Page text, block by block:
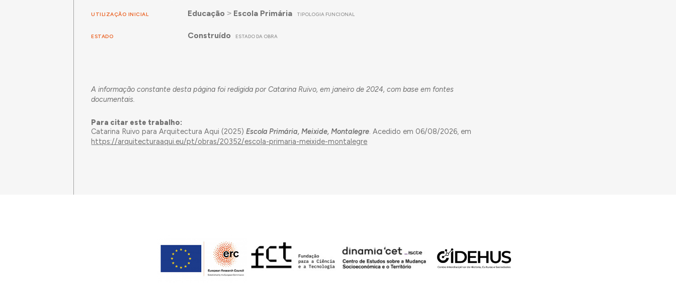
UTILIZAÇÃO INICIAL Educação ˃ Escola Primária TIPOLOGIA FUNCIONAL
ESTADO Construído ESTADO DA OBRA
A informação constante desta página foi redigida por Catarina Ruivo, em janeiro de 2024, com base em fontes
documentais.
Para citar este trabalho:
Catarina Ruivo para Arquitectura Aqui (2025)Escola Primária, Meixide, Montalegre. Acedido em 06/08/2026, em
https://arquitecturaaqui.eu/pt/obras/20352/escola-primaria-meixide-montalegre